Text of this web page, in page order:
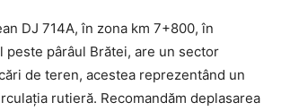
DJ 714A, în zona km 7+800, în
peste pârâul Brătei, are un sector
de teren, acestea reprezentând un
rutieră. Recomandăm deplasarea